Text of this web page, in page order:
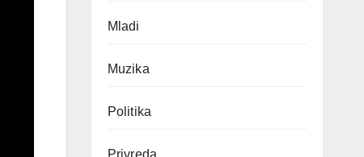
Mladi
Muzika
Politika
Privreda